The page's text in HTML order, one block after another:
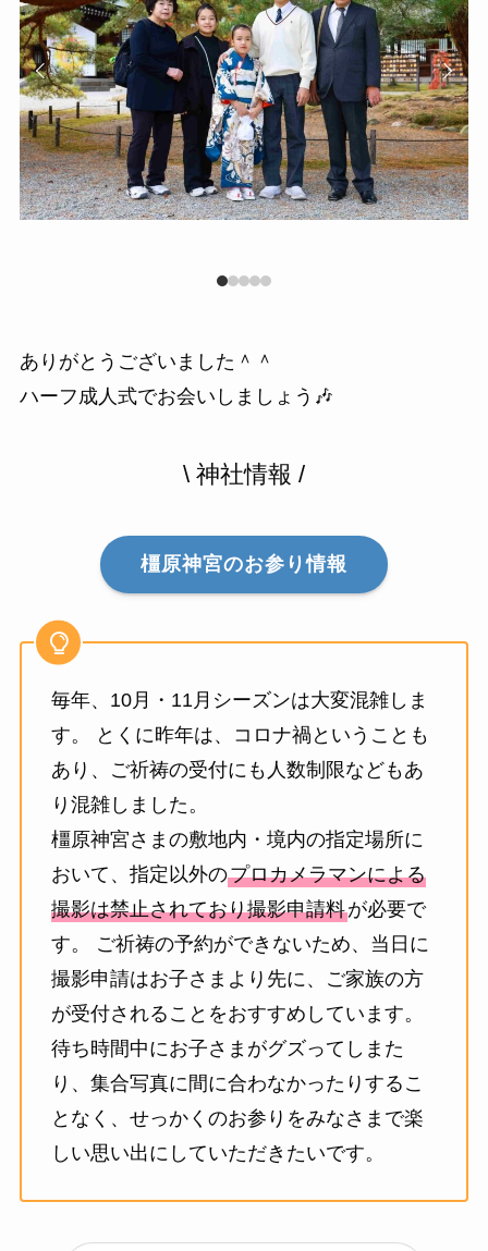
ありがとうございました＾＾
ハーフ成人式でお会いしましょう🎶
\ 神社情報 /
橿原神宮のお参り情報
毎年、10月・11月シーズンは大変混雑しま
す。 とくに昨年は、コロナ禍ということも
あり、ご祈祷の受付にも人数制限などもあ
り混雑しました。
橿原神宮さまの敷地内・境内の指定場所に
おいて、指定以外のプロカメラマンによる
撮影は禁止されており撮影申請料が必要で
す。 ご祈祷の予約ができないため、当日に
撮影申請はお子さまより先に、ご家族の方
が受付されることをおすすめしています。
待ち時間中にお子さまがグズってしまた
り、集合写真に間に合わなかったりするこ
となく、せっかくのお参りをみなさまで楽
しい思い出にしていただきたいです。